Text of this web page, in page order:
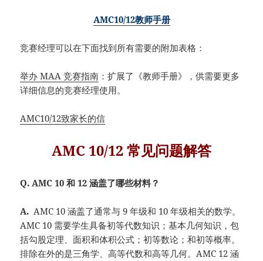
AMC10/12教师手册
竞赛经理可以在下面找到所有需要的附加表格：
举办 MAA 竞赛指南 ：扩展了《教师手册》，供需要更多
详细信息的竞赛经理使用。
AMC10/12致家长的信
AMC 10/12 常见问题解答
Q. AMC 10 和 12 涵盖了哪些材料？
A. AMC 10 涵盖了通常与 9 年级和 10 年级相关的数学。
AMC 10 需要学生具备初等代数知识；基本几何知识，包
括勾股定理、面积和体积公式；初等数论；和初等概率。
排除在外的是三角学、高等代数和高等几何。AMC 12 涵